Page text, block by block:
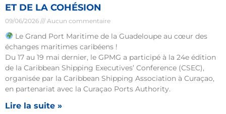
ET DE LA COHÉSION
09/06/2026 Aucun commentaire
Le Grand Port Maritime de la Guadeloupe au cœur des
échanges maritimes caribéens !
Du 17 au 19 mai dernier, le GPMG a participé à la 24e édition
de la Caribbean Shipping Executives’ Conference (CSEC),
organisée par la Caribbean Shipping Association à Curaçao,
en partenariat avec la Curaçao Ports Authority.
Lire la suite »